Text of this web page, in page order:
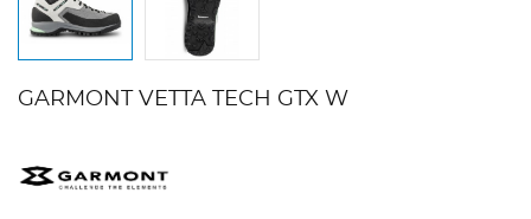
GARMONT VETTA TECH GTX W